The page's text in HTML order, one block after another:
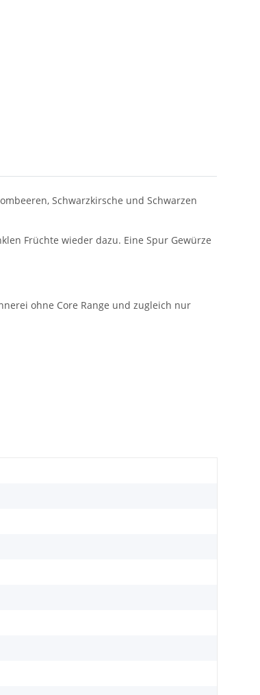
Schwarzkirsche und Schwarzen
Früchte wieder dazu. Eine Spur Gewürze
ohne Core Range und zugleich nur